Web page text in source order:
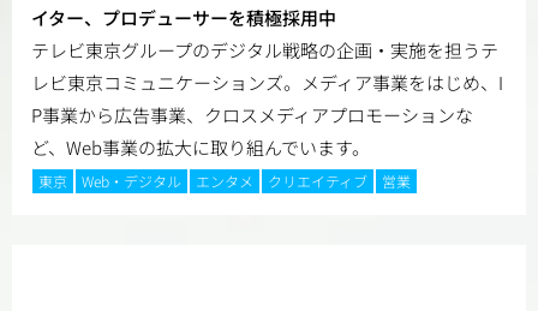
イター、プロデューサーを積極採用中
テレビ東京グループのデジタル戦略の企画・実施を担うテ
レビ東京コミュニケーションズ。メディア事業をはじめ、I
P事業から広告事業、クロスメディアプロモーションな
ど、Web事業の拡大に取り組んでいます。
東京 Web・デジタル エンタメ クリエイティブ 営業